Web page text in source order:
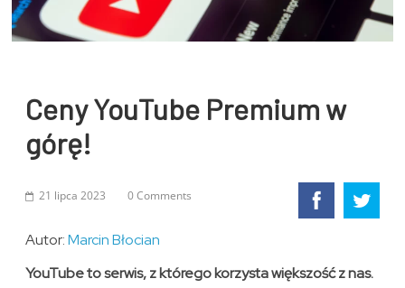
Ceny YouTube Premium w
górę!
21 lipca 2023 0 Comments
Autor:Marcin Błocian
YouTube to serwis, z którego korzysta większość z nas.